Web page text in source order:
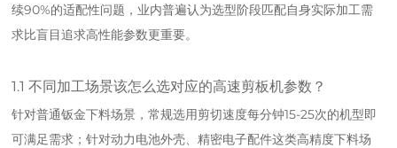
续90%的适配性问题，业内普遍认为选型阶段匹配自身实际加工需
求比盲目追求高性能参数更重要。
1.1 不同加工场景该怎么选对应的高速剪板机参数？
针对普通钣金下料场景，常规选用剪切速度每分钟15-25次的机型即
可满足需求；针对动力电池外壳、精密电子配件这类高精度下料场